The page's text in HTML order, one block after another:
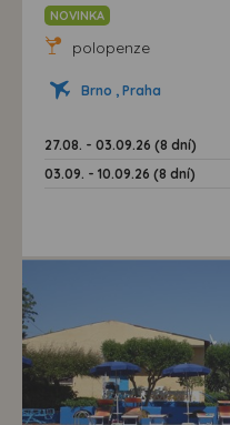
NOVINKA
polopenze
Brno , Praha
27.08. - 03.09.26 (8 dní)
03.09. - 10.09.26 (8 dní)